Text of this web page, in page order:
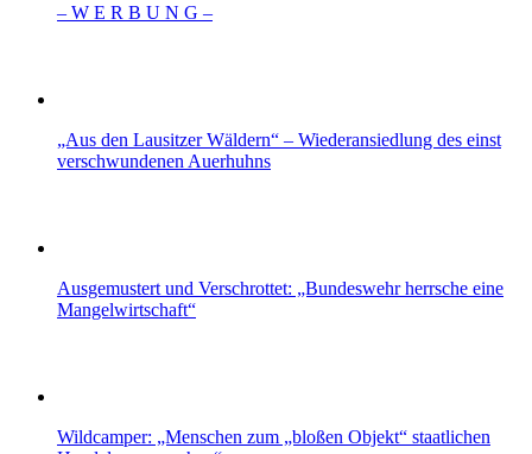
– W Ε R Β U Ν G –
„Aus den Lausitzer Wäldern“ – Wiederansiedlung des einst
verschwundenen Auerhuhns
Ausgemustert und Verschrottet: „Bundeswehr herrsche eine
Mangelwirtschaft“
Wildcamper: „Menschen zum „bloßen Objekt“ staatlichen